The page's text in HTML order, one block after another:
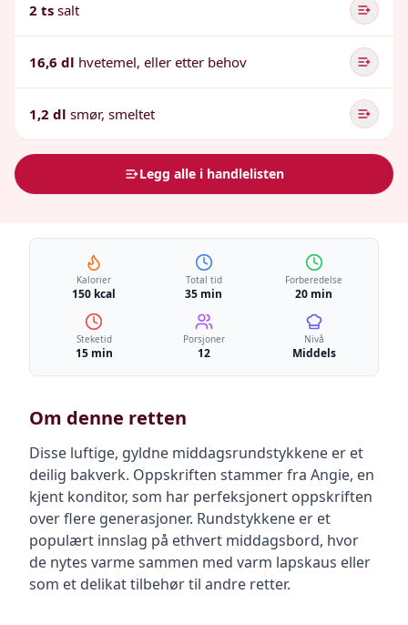
2 ts salt
16,6 dl hvetemel, eller etter behov
1,2 dl smør, smeltet
Legg alle i handlelisten
Kalorier
150 kcal
Total tid
35 min
Forberedelse
20 min
Steketid
15 min
Porsjoner
12
Nivå
Middels
Om denne retten
Disse luftige, gyldne middagsrundstykkene er et
deilig bakverk. Oppskriften stammer fra Angie, en
kjent konditor, som har perfeksjonert oppskriften
over flere generasjoner. Rundstykkene er et
populært innslag på ethvert middagsbord, hvor
de nytes varme sammen med varm lapskaus eller
som et delikat tilbehør til andre retter.